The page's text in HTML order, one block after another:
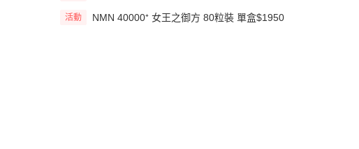
活動 NMN 40000⁺ 女王之御方 80粒裝 單盒$1950